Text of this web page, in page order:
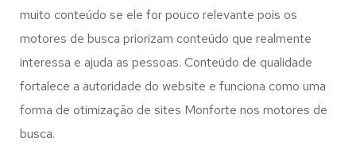
muito conteúdo se ele for pouco relevante pois os
motores de busca priorizam conteúdo que realmente
interessa e ajuda as pessoas. Conteúdo de qualidade
fortalece a autoridade do website e funciona como uma
forma de otimização de sites Monforte nos motores de
busca.